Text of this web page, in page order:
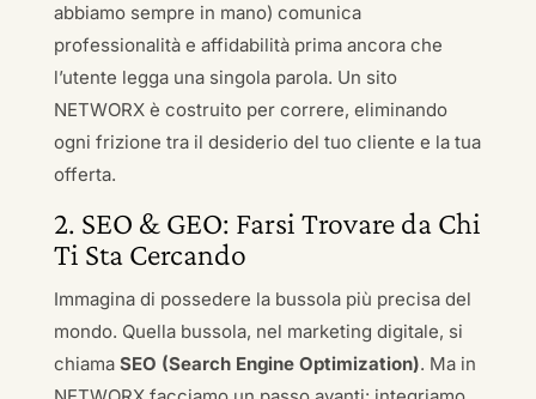
abbiamo sempre in mano) comunica
professionalità e affidabilità prima ancora che
l’utente legga una singola parola. Un sito
NETWORX è costruito per correre, eliminando
ogni frizione tra il desiderio del tuo cliente e la tua
offerta.
2. SEO & GEO: Farsi Trovare da Chi
Ti Sta Cercando
Immagina di possedere la bussola più precisa del
mondo. Quella bussola, nel marketing digitale, si
chiama SEO (Search Engine Optimization). Ma in